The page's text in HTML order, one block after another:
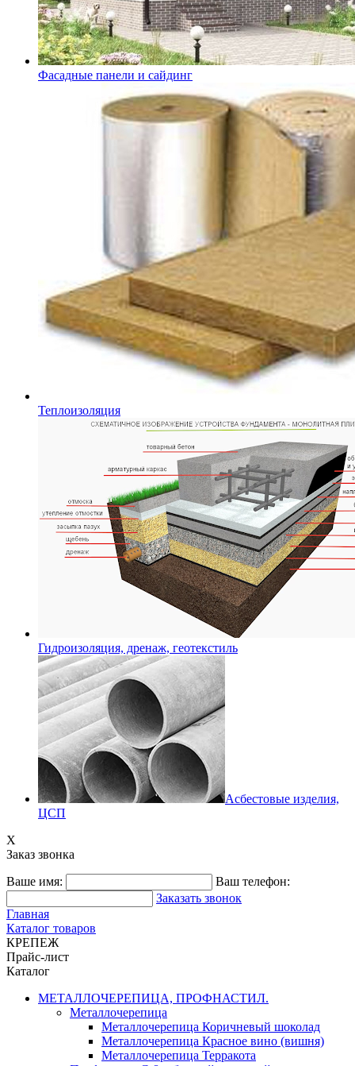
Фасадные панели и сайдинг
Теплоизоляция
Гидроизоляция, дренаж, геотекстиль
Асбестовые изделия,
ЦСП
X
Заказ звонка
Ваше имя:
Ваш телефон:
Заказать звонок
Главная
Каталог товаров
КРЕПЕЖ
Прайс-лист
Каталог
МЕТАЛЛОЧЕРЕПИЦА, ПРОФНАСТИЛ.
Металлочерепица
Металлочерепица Коричневый шоколад
Металлочерепица Красное вино (вишня)
Металлочерепица Терракота